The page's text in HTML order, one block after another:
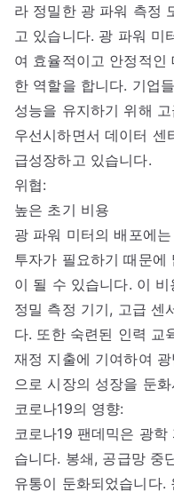
라 정밀한 광 파워 측정
고 있습니다. 광 파워 미
여 효율적이고 안정적인
한 역할을 합니다. 기업
성능을 유지하기 위해
우선시하면서 데이터 센
급성장하고 있습니다.
위협:
높은 초기 비용
광 파워 미터의 배포에
투자가 필요하기 때문에
이 될 수 있습니다. 이
정밀 측정 기기, 고급 센
다. 또한 숙련된 인력 교
재정 지출에 기여하여
으로 시장의 성장을 둔
코로나19의 영향:
코로나19 팬데믹은 광
습니다. 봉쇄, 공급망 중
유통이 둔화되었습니다.